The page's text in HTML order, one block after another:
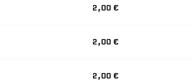
2,00 €
2,00 €
2,00 €